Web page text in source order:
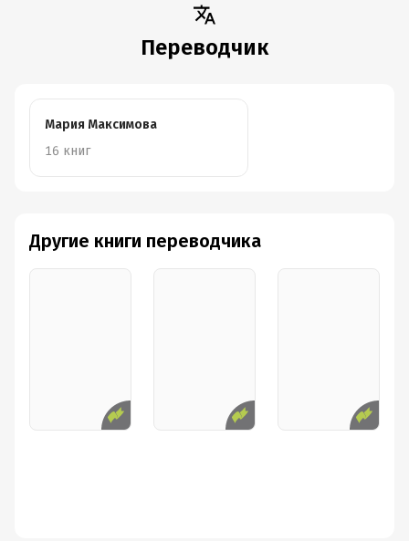
Переводчик
Мария Максимова
16 книг
Другие книги переводчика